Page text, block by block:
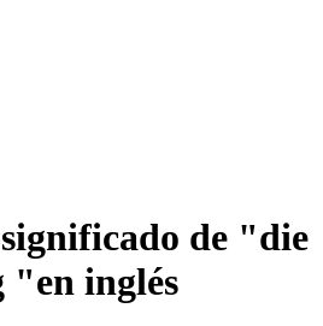
de "die
"en inglés